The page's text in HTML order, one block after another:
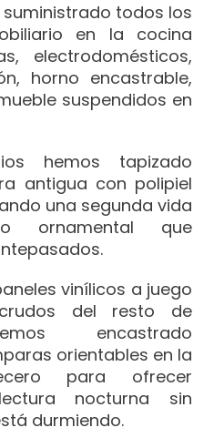
todos los
en la cocina
electrodomésticos,
horno encastrable,
suspendidos en
hemos tapizado
antigua con polipiel
una segunda vida
ornamental que
vinílicos a juego
del resto de
encastrado
orientables en la
para ofrecer
nocturna sin
durmiendo.